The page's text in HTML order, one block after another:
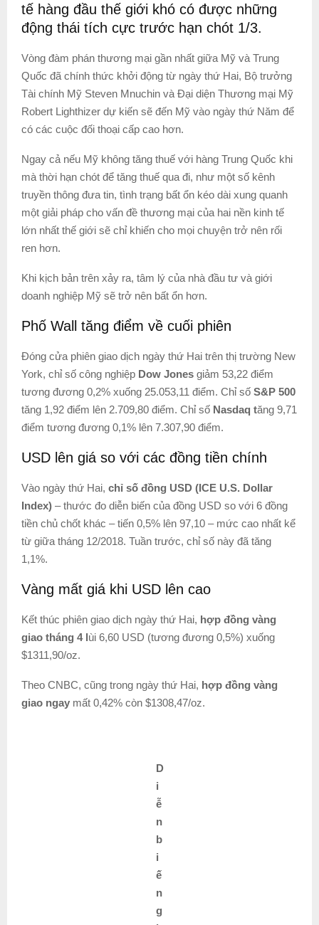
tế hàng đầu thế giới khó có được những
động thái tích cực trước hạn chót 1/3.
Vòng đàm phán thương mại gần nhất giữa Mỹ và Trung
Quốc đã chính thức khởi động từ ngày thứ Hai, Bộ trưởng
Tài chính Mỹ Steven Mnuchin và Đại diện Thương mại Mỹ
Robert Lighthizer dự kiến sẽ đến Mỹ vào ngày thứ Năm để
có các cuộc đối thoại cấp cao hơn.
Ngay cả nếu Mỹ không tăng thuế với hàng Trung Quốc khi
mà thời hạn chót để tăng thuế qua đi, như một số kênh
truyền thông đưa tin, tình trạng bất ổn kéo dài xung quanh
một giải pháp cho vấn đề thương mại của hai nền kinh tế
lớn nhất thế giới sẽ chỉ khiến cho mọi chuyện trở nên rối
ren hơn.
Khi kịch bản trên xảy ra, tâm lý của nhà đầu tư và giới
doanh nghiệp Mỹ sẽ trở nên bất ổn hơn.
Phố Wall tăng điểm về cuối phiên
Đóng cửa phiên giao dịch ngày thứ Hai trên thị trường New
York, chỉ số công nghiệp Dow Jones giảm 53,22 điểm
tương đương 0,2% xuống 25.053,11 điểm. Chỉ số S&P 500
tăng 1,92 điểm lên 2.709,80 điểm. Chỉ số Nasdaq tăng 9,71
điểm tương đương 0,1% lên 7.307,90 điểm.
USD lên giá so với các đồng tiền chính
Vào ngày thứ Hai, chỉ số đồng USD (ICE U.S. Dollar
Index) – thước đo diễn biến của đồng USD so với 6 đồng
tiền chủ chốt khác – tiến 0,5% lên 97,10 – mức cao nhất kể
từ giữa tháng 12/2018. Tuần trước, chỉ số này đã tăng
1,1%.
Vàng mất giá khi USD lên cao
Kết thúc phiên giao dịch ngày thứ Hai, hợp đồng vàng
giao tháng 4 lùi 6,60 USD (tương đương 0,5%) xuống
$1311,90/oz.
Theo CNBC, cũng trong ngày thứ Hai, hợp đồng vàng
giao ngay mất 0,42% còn $1308,47/oz.
D
i
ễ
n
b
i
ế
n
g